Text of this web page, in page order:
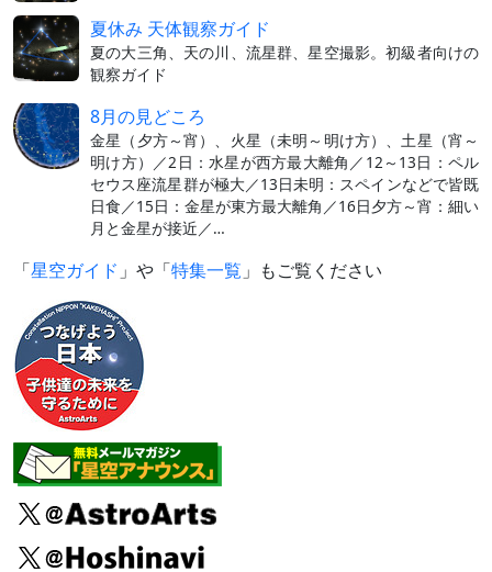
夏休み 天体観察ガイド
夏の大三角、天の川、流星群、星空撮影。初級者向けの
観察ガイド
8月の見どころ
金星（夕方～宵）、火星（未明～明け方）、土星（宵～
明け方）／2日：水星が西方最大離角／12～13日：ペル
セウス座流星群が極大／13日未明：スペインなどで皆既
日食／15日：金星が東方最大離角／16日夕方～宵：細い
月と金星が接近／…
「星空ガイド 」や「特集一覧 」もご覧ください